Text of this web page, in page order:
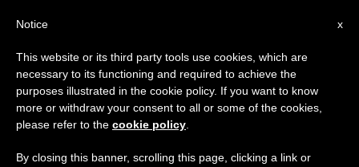
CHIESA E MONDO
x
Notice
This website or its third party tools use cookies, which are
necessary to its functioning and required to achieve the
purposes illustrated in the cookie policy. If you want to know
more or withdraw your consent to all or some of the cookies,
please refer to the cookie policy
By closing this banner, scrolling this page, clicking a link or